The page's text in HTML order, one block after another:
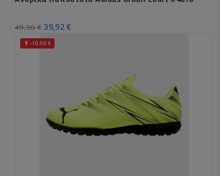
49,90 € 39,92 €
 -10,00 €